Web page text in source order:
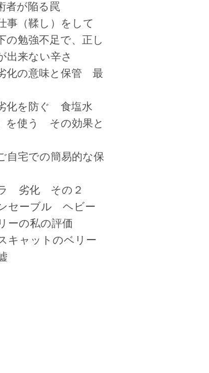
者が陥る罠
事（鞣し）をして
の勉強不足で、正し
出来ない辛さ
化の意味と保管 最
化を防ぐ 食塩水
を使う その効果と
自宅での簡易的な保
劣化 その２
セーブル ヘビー
ーの私の評価
キャットのベリー